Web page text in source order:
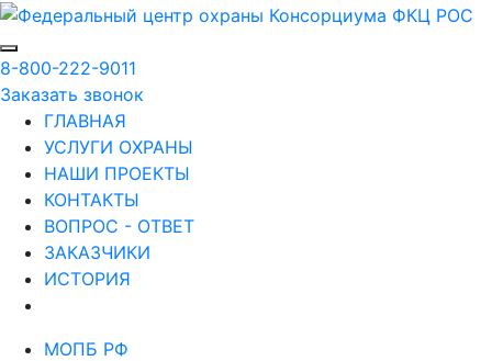
8-800-222-9011
Заказать звонок
ГЛАВНАЯ
УСЛУГИ ОХРАНЫ
НАШИ ПРОЕКТЫ
КОНТАКТЫ
ВОПРОС - ОТВЕТ
ЗАКАЗЧИКИ
ИСТОРИЯ
МОПБ РФ